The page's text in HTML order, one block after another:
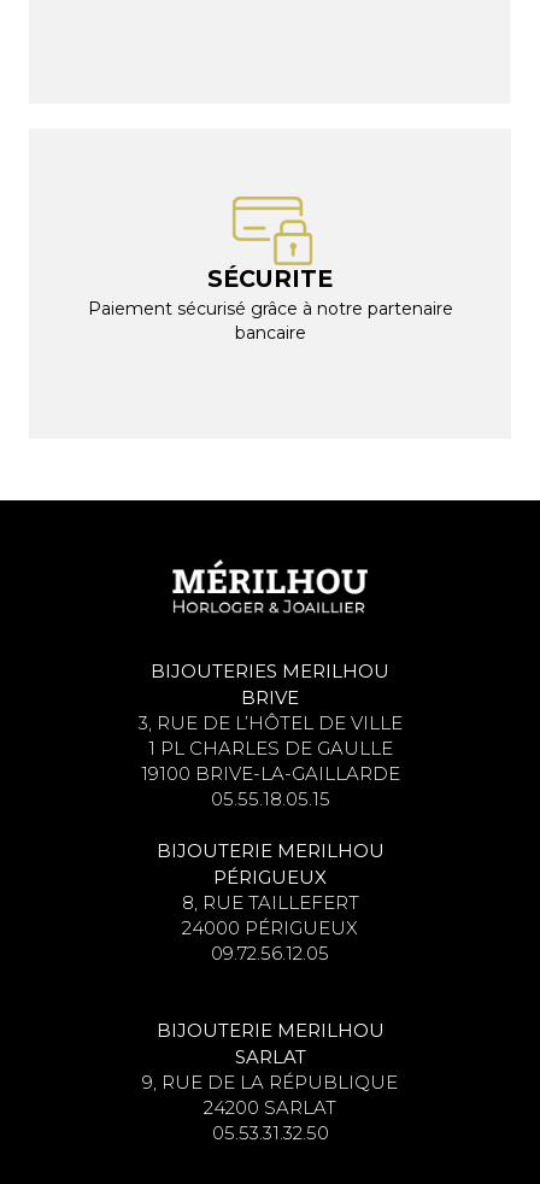
SÉCURITE
Paiement sécurisé grâce à notre partenaire
bancaire
BIJOUTERIES MERILHOU
BRIVE
3, RUE DE L’HÔTEL DE VILLE
1 PL CHARLES DE GAULLE
19100 BRIVE-LA-GAILLARDE
05.55.18.05.15
BIJOUTERIE MERILHOU
PÉRIGUEUX
8, RUE TAILLEFERT
24000 PÉRIGUEUX
09.72.56.12.05
BIJOUTERIE MERILHOU
SARLAT
9, RUE DE LA RÉPUBLIQUE
24200 SARLAT
05.53.31.32.50